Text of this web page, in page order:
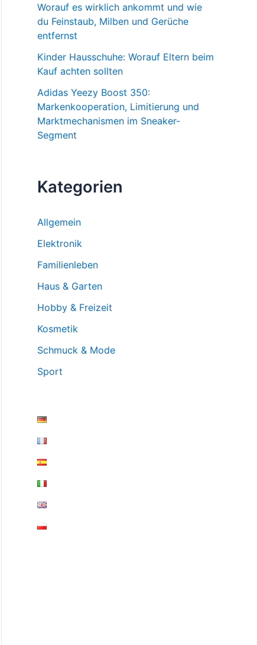
Worauf es wirklich ankommt und wie
du Feinstaub, Milben und Gerüche
entfernst
Kinder Hausschuhe: Worauf Eltern beim
Kauf achten sollten
Adidas Yeezy Boost 350:
Markenkooperation, Limitierung und
Marktmechanismen im Sneaker-
Segment
Kategorien
Allgemein
Elektronik
Familienleben
Haus & Garten
Hobby & Freizeit
Kosmetik
Schmuck & Mode
Sport